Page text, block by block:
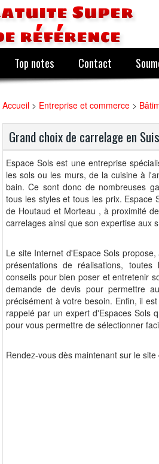
Super
référence
Top notes Contact
Accueil > Entreprise et commerce >
Grand choix de carrelage en
Espace Sols est une entreprise
les sols ou les murs, de la cuisine à
bain. Ce sont donc de nombreuses
tous les styles et tous les prix. Espace
de Houtaud et Morteau , à proximité
carrelages ainsi que son expertise aux
Le site Internet d'Espace Sols
présentations de réalisations,
conseils pour bien poser et entretenir
demande de devis pour permettre
précisément à votre besoin. Enfin, il
rappelé par un expert d'Espaces Sols
pour vous permettre de sélectionner
Rendez-vous dès maintenant sur le site